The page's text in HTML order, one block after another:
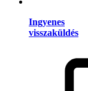
Ingyenes
visszaküldés